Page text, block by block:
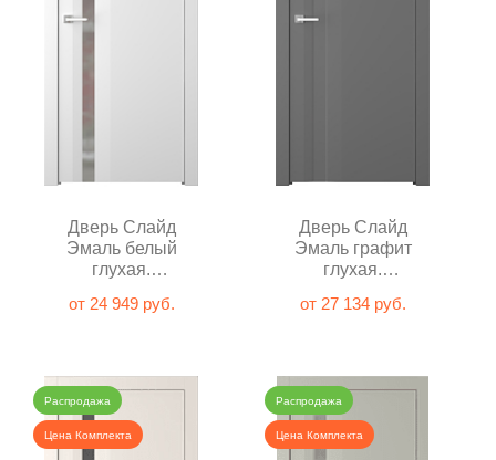
Дверь Слайд
Эмаль белый
глухая.
от 24 949 руб.
Дверь Слайд
Эмаль графит
глухая.
от 27 134 руб.
Распродажа
Цена Комплекта
Распродажа
Цена Комплекта